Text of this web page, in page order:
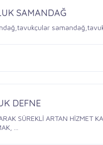
SAMANDAĞ
DEFNE
SÜREKLİ ARTAN HİZMET
...